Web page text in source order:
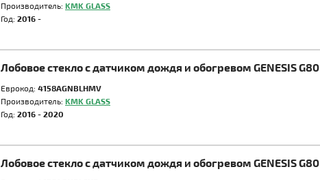
Производитель: KMK GLASS
Год: 2016 -
Лобовое стекло с датчиком дождя и обогревом GENESIS G80
Еврокод: 4158AGNBLHMV
Производитель: KMK GLASS
Год: 2016 - 2020
Лобовое стекло с датчиком дождя и обогревом GENESIS G80